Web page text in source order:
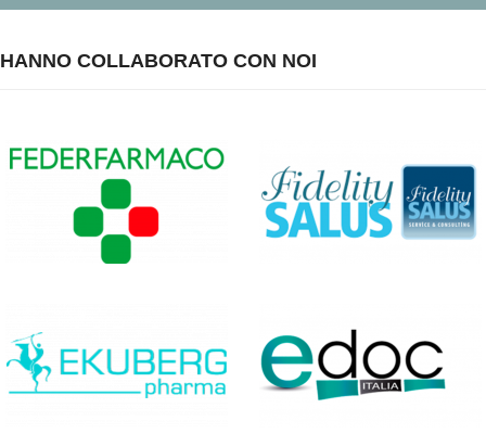
HANNO COLLABORATO CON NOI